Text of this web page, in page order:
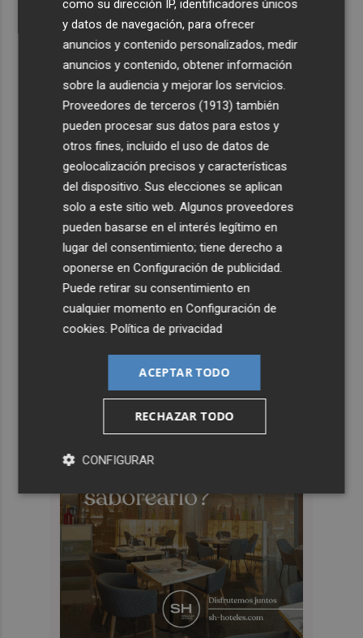
como su dirección IP, identificadores únicos
y datos de navegación, para ofrecer
anuncios y contenido personalizados, medir
anuncios y contenido, obtener información
sobre la audiencia y mejorar los servicios.
Proveedores de terceros (1913) también
pueden procesar sus datos para estos y
otros fines, incluido el uso de datos de
geolocalización precisos y características
del dispositivo. Sus elecciones se aplican
solo a este sitio web. Algunos proveedores
pueden basarse en el interés legítimo en
lugar del consentimiento; tiene derecho a
oponerse enConfiguración de publicidad
Puede retirar su consentimiento en
cualquier momento enConfiguración de
cookies .Política de privacidad
ACEPTAR TODO
RECHAZAR TODO
CONFIGURAR